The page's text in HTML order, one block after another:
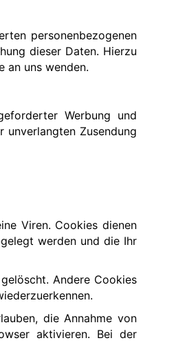
personenbezogenen
dieser Daten. Hierzu
an uns wenden.
Werbung und
Zusendung
Viren. Cookies dienen
werden und die Ihr
Andere Cookies
die Annahme von
aktivieren. Bei der